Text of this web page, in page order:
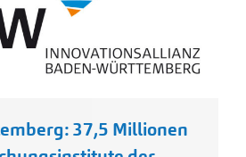
37,5 Millionen